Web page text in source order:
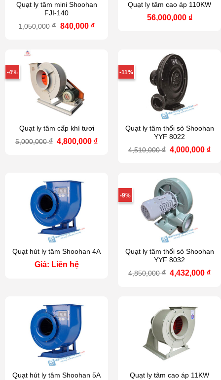
Quạt ly tâm mini Shoohan
FJI-140
1,050,000₫ Giá
840,000 ₫Giá
Quạt ly tâm cao áp 110KW
56,000,000 ₫
-4%
Quạt ly tâm cấp khí tươi
5,000,000₫ Giá
4,800,000 ₫Giá
-11%
Quạt ly tâm thổi sò Shoohan
YYF 8022
4,510,000₫ Giá
4,000,000 ₫
Quạt hút ly tâm Shoohan 4A
Giá: Liên hệ
-9%
Quạt ly tâm thổi sò Shoohan
YYF 8032
4,850,000₫ Giá
4,432,000 ₫
Quạt hút ly tâm Shoohan 5A Quạt ly tâm cao áp 11KW